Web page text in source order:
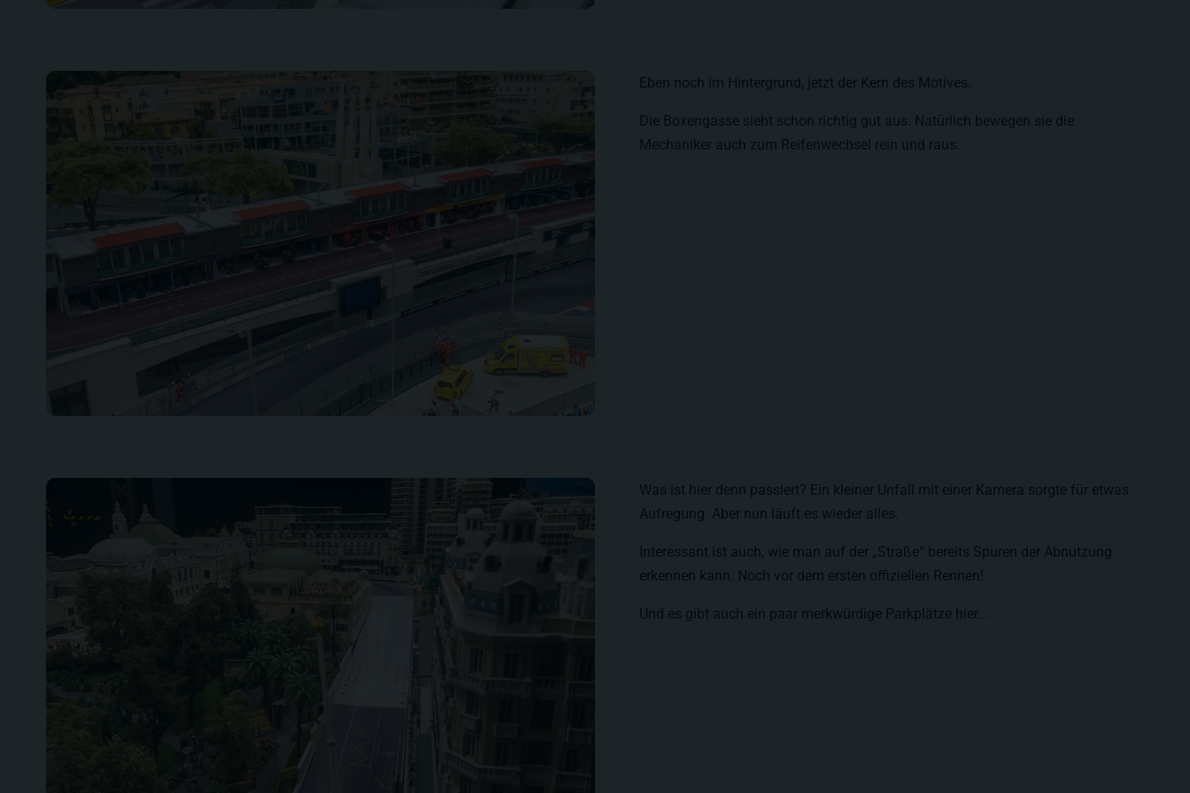
Eben noch im Hintergrund, jetzt der Kern des Motives.
Die Boxengasse sieht schon richtig gut aus. Natürlich bewegen sie die
Mechaniker auch zum Reifenwechsel rein und raus.
Was ist hier denn passiert? Ein kleiner Unfall mit einer Kamera sorgte für etwas
Aufregung. Aber nun läuft es wieder alles.
Interessant ist auch, wie man auf der „Straße“ bereits Spuren der Abnutzung
erkennen kann. Noch vor dem ersten offiziellen Rennen!
Und es gibt auch ein paar merkwürdige Parkplätze hier...